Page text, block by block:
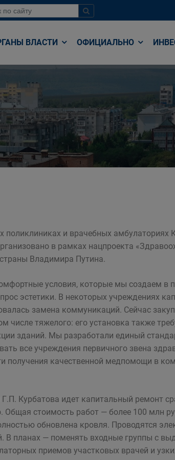
ВЛАСТИ ОФИЦИАЛЬНО
поликлиниках и врачебных амбулаториях
в рамках нацпроекта
Владимира Путина.
условия, которые мы создаем в
эстетики. В некоторых учреждениях
замена коммуникаций. Сейчас
числе тяжелого: его установка также
зданий. Мы разработали единый
все учреждения первичного звена
получения качественной медпомощи в
Курбатова идет капитальный ремонт
стоимость работ — более 100 млн
обновлена кровля. Проводятся
планах — поменять входные группы с
приемов участковых врачей и